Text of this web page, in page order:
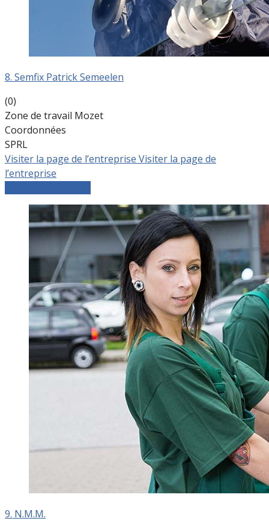
8. Semfix Patrick Semeelen
(0)
Zone de travail Mozet
Coordonnées
SPRL
Visiter la page de l’entreprise Visiter la page de
l’entreprise
9. N.M.M.